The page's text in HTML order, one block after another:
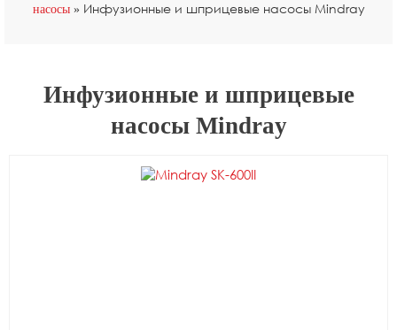
насосы
Инфузионные и шприцевые насосы Mindray
Инфузионные и шприцевые
насосы Mindray